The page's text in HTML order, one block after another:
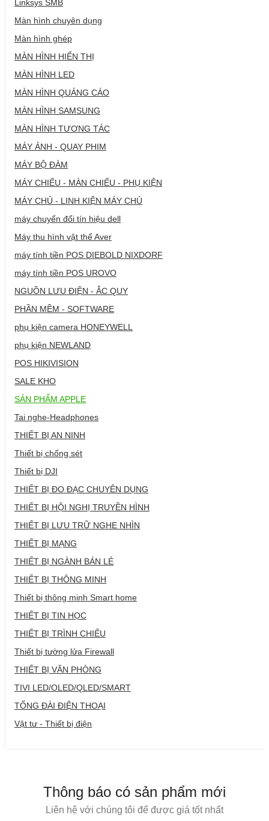
Linksys SMB
Màn hình chuyên dụng
Màn hình ghép
MÀN HÌNH HIỂN THỊ
MÀN HÌNH LED
MÀN HÌNH QUẢNG CÁO
MÀN HÌNH SAMSUNG
MÀN HÌNH TƯƠNG TÁC
MÁY ẢNH - QUAY PHIM
MÁY BỘ ĐÀM
MÁY CHIẾU - MÀN CHIẾU - PHỤ KIỆN
MÁY CHỦ - LINH KIỆN MÁY CHỦ
máy chuyển đổi tín hiệu dell
Máy thu hình vật thể Aver
máy tính tiền POS DIEBOLD NIXDORF
máy tính tiền POS UROVO
NGUỒN LƯU ĐIỆN - ẮC QUY
PHẦN MỀM - SOFTWARE
phụ kiện camera HONEYWELL
phụ kiện NEWLAND
POS HIKIVISION
SALE KHO
SẢN PHẨM APPLE
Tai nghe-Headphones
THIẾT BỊ AN NINH
Thiết bị chống sét
Thiết bị DJI
THIẾT BỊ ĐO ĐẠC CHUYÊN DỤNG
THIẾT BỊ HỘI NGHỊ TRUYỀN HÌNH
THIẾT BỊ LƯU TRỮ NGHE NHÌN
THIẾT BỊ MẠNG
THIẾT BỊ NGÀNH BÁN LẺ
THIẾT BỊ THÔNG MINH
Thiết bị thông minh Smart home
THIẾT BỊ TIN HỌC
THIẾT BỊ TRÌNH CHIẾU
Thiết bị tường lửa Firewall
THIẾT BỊ VĂN PHÒNG
TIVI LED/OLED/QLED/SMART
TỔNG ĐÀI ĐIỆN THOẠI
Vật tư - Thiết bị điện
Thông báo có sản phẩm mới
Liên hệ với chúng tôi để được giá tốt nhất